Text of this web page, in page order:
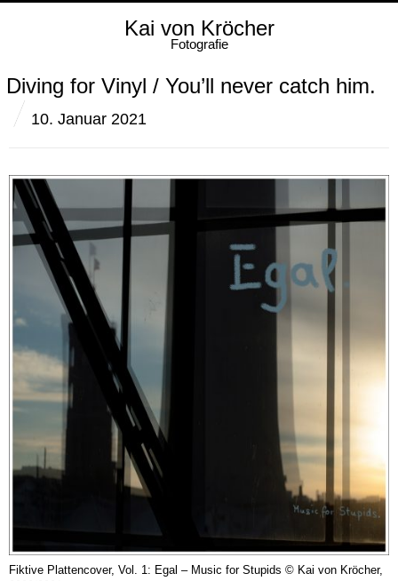
Kai von Kröcher
Fotografie
Diving for Vinyl / You’ll never catch him.
10. Januar 2021
Fiktive Plattencover, Vol. 1: Egal – Music for Stupids © Kai von Kröcher,